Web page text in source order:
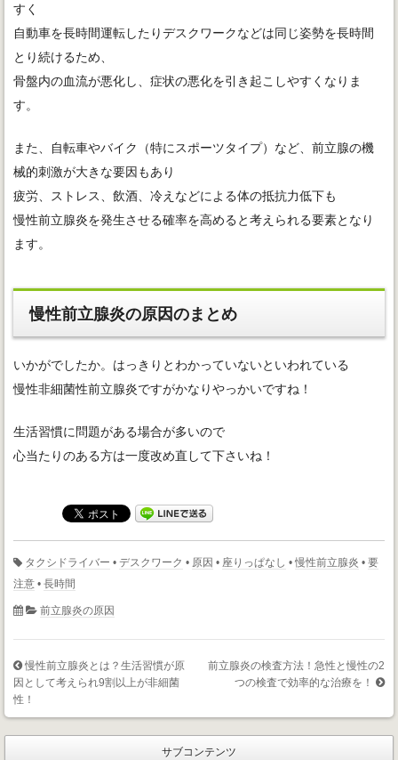
すく
自動車を長時間運転したりデスクワークなどは同じ姿勢を長時間
とり続けるため、
骨盤内の血流が悪化し、症状の悪化を引き起こしやすくなりま
す。
また、自転車やバイク（特にスポーツタイプ）など、前立腺の機
械的刺激が大きな要因もあり
疲労、ストレス、飲酒、冷えなどによる体の抵抗力低下も
慢性前立腺炎を発生させる確率を高めると考えられる要素となり
ます。
慢性前立腺炎の原因のまとめ
いかがでしたか。はっきりとわかっていないといわれている
慢性非細菌性前立腺炎ですがかなりやっかいですね！
生活習慣に問題がある場合が多いので
心当たりのある方は一度改め直して下さいね！
タクシドライバー • デスクワーク • 原因 • 座りっぱなし • 慢性前立腺炎 • 要
注意 • 長時間
前立腺炎の原因
慢性前立腺炎とは？生活習慣が原
因として考えられ9割以上が非細菌
性！
前立腺炎の検査方法！急性と慢性の2
つの検査で効率的な治療を！
サブコンテンツ